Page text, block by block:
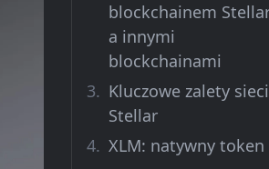
blockchainem
a innymi
blockchainami
Kluczowe zalety sieci
Stellar
XLM: natywny token